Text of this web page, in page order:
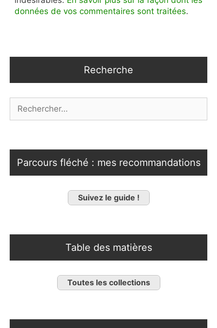
données de vos commentaires sont traitées.
Recherche
Parcours fléché : mes recommandations
Suivez le guide !
Table des matières
Toutes les collections